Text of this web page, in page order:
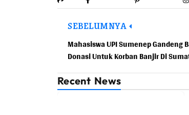
SEBELUMNYA
Mahasiswa UPI Sumenep Gandeng
Donasi Untuk Korban Banjir Di
Recent News